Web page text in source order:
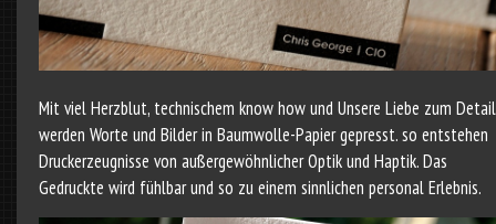
Mit viel Herzblut, technischem know how und Unsere Liebe zum Detail
werden Worte und Bilder in Baumwolle-Papier gepresst. so entstehen
Druckerzeugnisse von außergewöhnlicher Optik und Haptik. Das
Gedruckte wird fühlbar und so zu einem sinnlichen personal Erlebnis.